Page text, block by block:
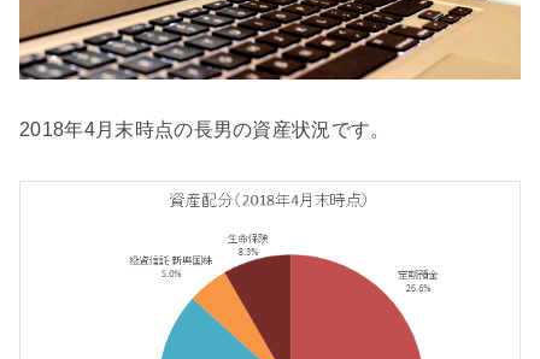
2018年4月末時点の長男の資産状況です。